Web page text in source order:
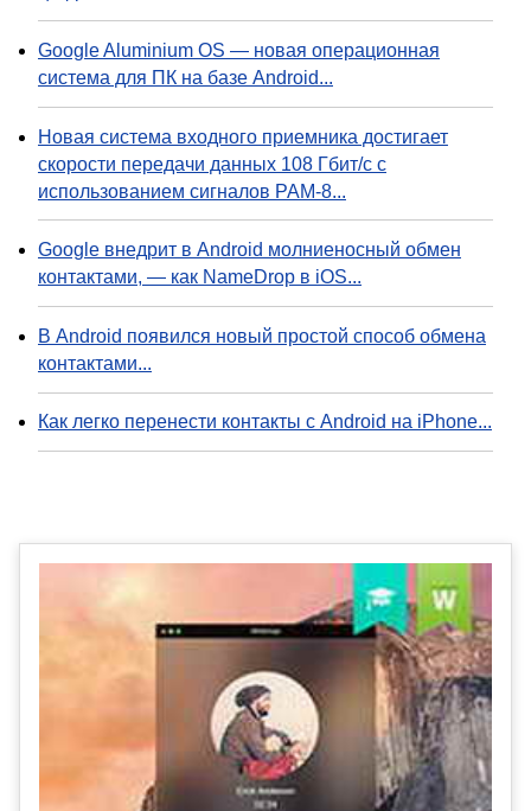
Google Aluminium OS — новая операционная
система для ПК на базе Android...
Новая система входного приемника достигает
скорости передачи данных 108 Гбит/с с
использованием сигналов PAM-8...
Google внедрит в Android молниеносный обмен
контактами, — как NameDrop в iOS...
В Android появился новый простой способ обмена
контактами...
Как легко перенести контакты с Android на iPhone...